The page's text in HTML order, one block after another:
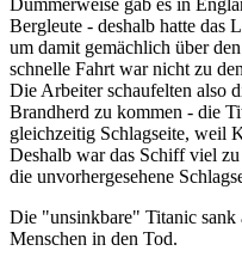
Dummerweise gab es in
Bergleute - deshalb hatte das
um damit gemächlich über
schnelle Fahrt war nicht zu
Die Arbeiter schaufelten also
Brandherd zu kommen - die
gleichzeitig Schlagseite, weil
Deshalb war das Schiff viel
die unvorhergesehene
Die "unsinkbare" Titanic
Menschen in den Tod.